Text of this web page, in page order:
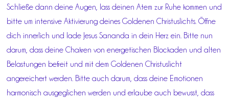
Schließe dann deine Augen, lass deinen Atem zur Ruhe kommen und
bitte um intensive Aktivierung deines Goldenen Christuslichts. Öffne
dich innerlich und lade Jesus Sananda in dein Herz ein. Bitte nun
darum, dass deine Chakren von energetischen Blockaden und alten
Belastungen befreit und mit dem Goldenen Christuslicht
angereichert werden. Bitte auch darum, dass deine Emotionen
harmonisch ausgeglichen werden und erlaube auch bewusst, dass